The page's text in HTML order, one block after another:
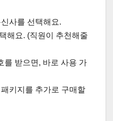
사를 선택해요.
해요. (직원이 추천해줄
를 받으면, 바로 사용 가
키지를 추가로 구매할